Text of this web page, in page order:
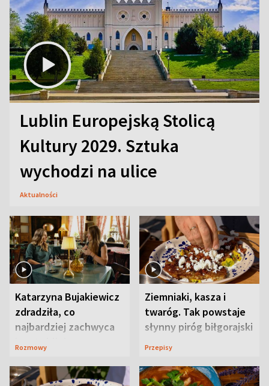
Lublin Europejską Stolicą
Kultury 2029. Sztuka
wychodzi na ulice
Aktualności
Katarzyna Bujakiewicz
zdradziła, co
najbardziej zachwyca
ją w Lublinie
Rozmowy
Ziemniaki, kasza i
twaróg. Tak powstaje
słynny piróg biłgorajski
Przepisy